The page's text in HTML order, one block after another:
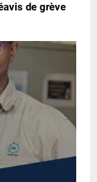
de grève